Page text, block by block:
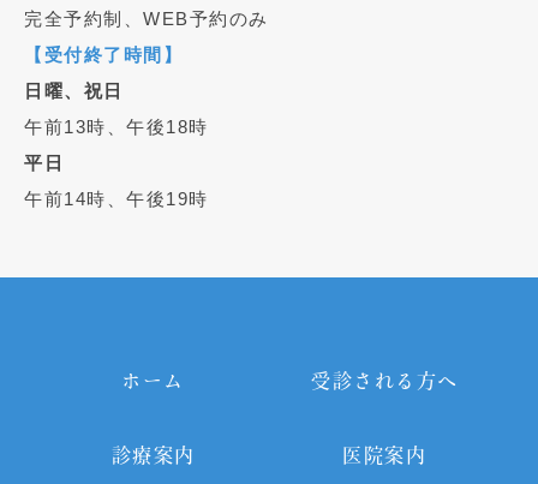
完全予約制、WEB予約のみ
【受付終了時間】
日曜、祝日
午前13時、午後18時
平日
午前14時、午後19時
ホーム 受診される方へ
診療案内 医院案内